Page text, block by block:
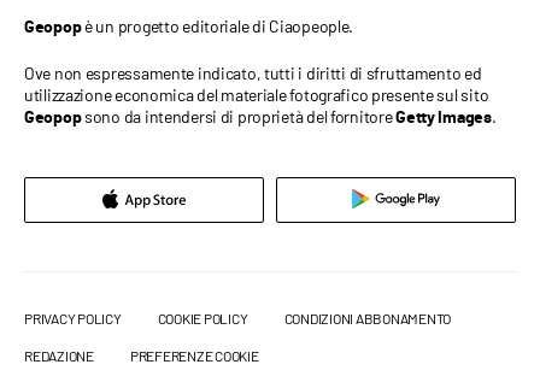
Geopopè un progetto editoriale di Ciaopeople.
Ove non espressamente indicato, tutti i diritti di sfruttamento ed
utilizzazione economica del materiale fotografico presente sul sito
Geopopsono da intendersi di proprietà del fornitoreGetty Images.
PRIVACY POLICY COOKIE POLICY CONDIZIONI ABBONAMENTO
REDAZIONE PREFERENZE COOKIE